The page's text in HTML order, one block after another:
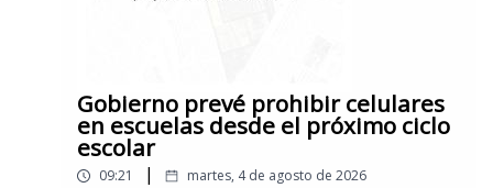
Gobierno prevé prohibir celulares
en escuelas desde el próximo ciclo
escolar
09:21 | martes, 4 de agosto de 2026